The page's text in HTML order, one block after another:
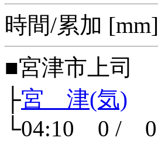
時間/累加 [mm]
■宮津市上司
├宮 津(気)
└04:10 0 / 0